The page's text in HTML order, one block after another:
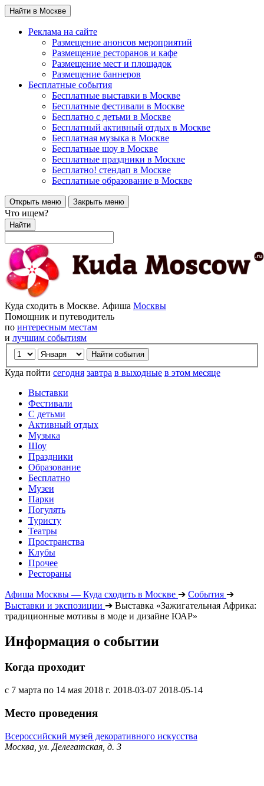
Найти в Москве
Реклама на сайте
Размещение анонсов мероприятий
Размещение ресторанов и кафе
Размещение мест и площадок
Размещение баннеров
Бесплатные события
Бесплатные выставки в Москве
Бесплатные фестивали в Москве
Бесплатно с детьми в Москве
Бесплатный активный отдых в Москве
Бесплатная музыка в Москве
Бесплатные шоу в Москве
Бесплатные праздники в Москве
Бесплатно! стендап в Москве
Бесплатные образование в Москве
Открыть меню Закрыть меню
Что ищем?
Найти
Куда сходить в Москве. Афиша Москвы
Помощник и путеводитель
по интересным местам
и лучшим событиям
Куда пойти сегодня завтра в выходные в этом месяце
Выставки
Фестивали
С детьми
Активный отдых
Музыка
Шоу
Праздники
Образование
Бесплатно
Музеи
Парки
Погулять
Туристу
Театры
Пространства
Клубы
Прочее
Рестораны
Афиша Москвы — Куда сходить в Москве ➔ События ➔
Выставки и экспозиции ➔ Выставка «Зажигательная Африка:
традиционные мотивы в моде и дизайне ЮАР»
Информация о событии
Когда проходит
с 7 марта по 14 мая 2018 г. 2018-03-07 2018-05-14
Место проведения
Всероссийский музей декоративного искусства
Москва, ул. Делегатская, д. 3